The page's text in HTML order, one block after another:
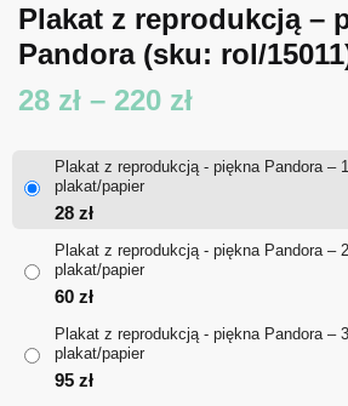
Plakat z reprodukcją –
Pandora (sku: rol/
28 zł – 220 złZakres
28 zł
220 zł
Plakat z reprodukcją - piękna Pandora –
plakat/papier
28 zł
Plakat z reprodukcją - piękna Pandora –
plakat/papier
60 zł
Plakat z reprodukcją - piękna Pandora –
plakat/papier
95 zł